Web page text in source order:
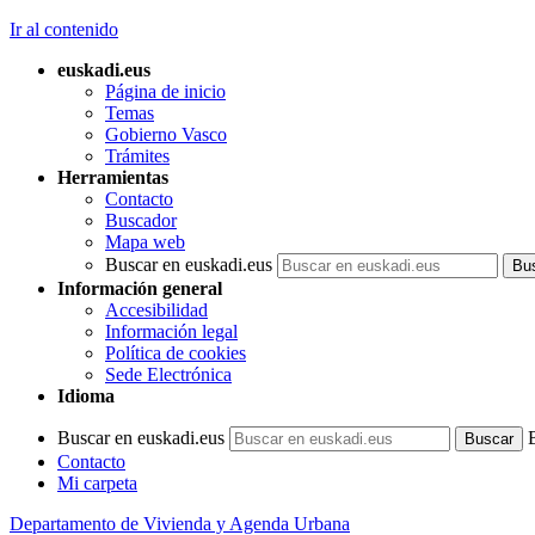
Ir al contenido
euskadi.eus
Página de inicio
Temas
Gobierno Vasco
Trámites
Herramientas
Contacto
Buscador
Mapa web
Buscar en euskadi.eus
Información general
Accesibilidad
Información legal
Política de cookies
Sede Electrónica
Idioma
Buscar en euskadi.eus
Contacto
Mi carpeta
Departamento de Vivienda y Agenda Urbana